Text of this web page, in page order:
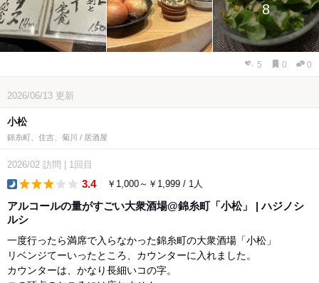
8
5 0 0
2026/06/13 更新
小松
錦糸町、住吉、菊川 / 居酒屋
2026/02 訪問 1回目
3.4 ￥1,000～￥1,999 / 1人
アルコールの量がすごい大衆酒場@錦糸町「小松」 | ハジノシ
ルシ
一度行ったら満席で入らなかった錦糸町の大衆酒場「小松」
リベンジてーいったところ、カウンターに入れました。
カウンターは、かなり長細いコの字。